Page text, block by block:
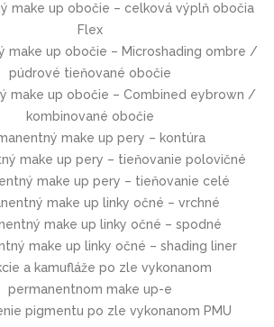
make up obočie – celková výplň obočia
Flex
make up obočie – Microshading ombre /
púdrové tieňované obočie
make up obočie – Combined eybrown /
kombinované obočie
make up pery – kontúra
make up pery – tieňovanie polovičné
make up pery – tieňovanie celé
make up linky očné – vrchné
make up linky očné – spodné
make up linky očné – shading liner
a kamufláže po zle vykonanom
permanentnom make up-e
pigmentu po zle vykonanom PMU